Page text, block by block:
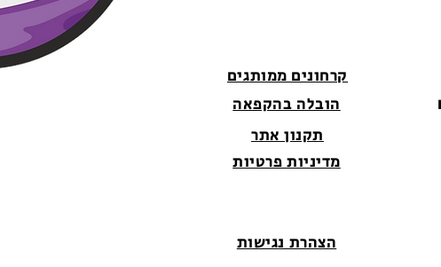
קרחונים ממותגים
הובלה בהקפאה
תקנון אתר
מדיניות פרטיות
הצהרת נגישות